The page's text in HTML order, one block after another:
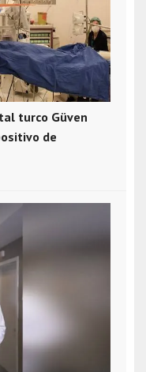
turco Güven
de